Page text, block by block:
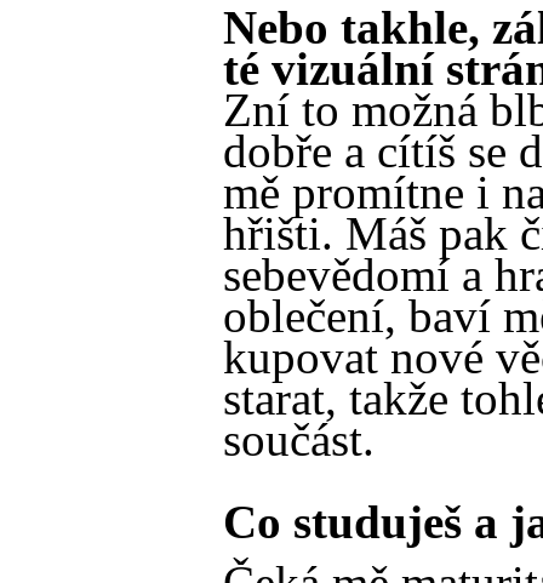
Nebo takhle,
té vizuální
Zní to možná
dobře a cítíš se
mě promítne i
hřišti. Máš pak
sebevědomí a
oblečení, baví
kupovat nové
starat, takže
součást.
Co studuješ a